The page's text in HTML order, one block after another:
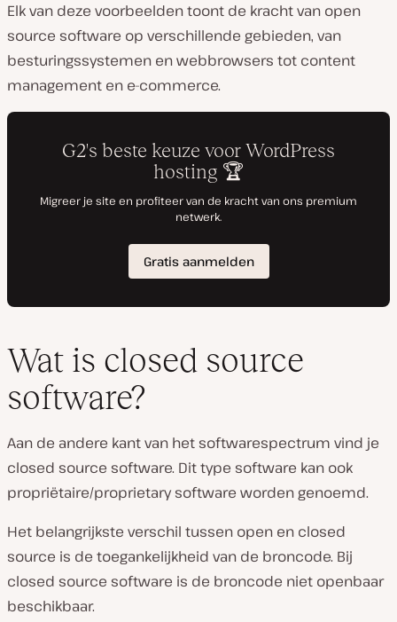
Elk van deze voorbeelden toont de kracht van open
source software op verschillende gebieden, van
besturingssystemen en webbrowsers tot content
management en e-commerce.
Wat is closed source
software?
Aan de andere kant van het softwarespectrum vind je
closed source software. Dit type software kan ook
propriëtaire/proprietary software worden genoemd.
Het belangrijkste verschil tussen open en closed
source is de toegankelijkheid van de broncode. Bij
closed source software is de broncode niet openbaar
beschikbaar.